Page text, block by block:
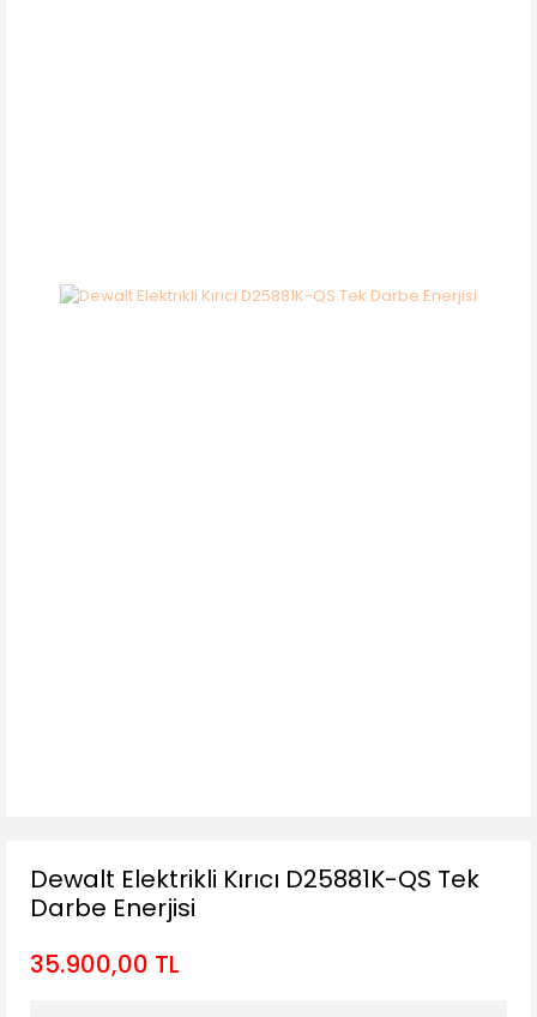
Dewalt Elektrikli Kırıcı D25881K-QS Tek
Darbe Enerjisi
35.900,00 TL